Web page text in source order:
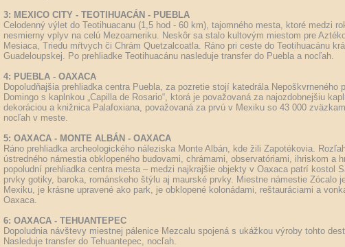
3: MEXICO CITY - TEOTIHUACÁN - PUEBLA
Celodenný výlet do Teotihuacanu (1,5 hod - 60 km), tajomného mesta, ktoré medzi
nesmierny vplyv na celú Mezoameriku. Neskôr sa stalo kultovým miestom pre
Mesiaca, Triedu mŕtvych či Chrám Quetzalcoatla. Ráno pri ceste do Teotihuacánu
Guadeloupskej. Po prehliadke Teotihuacánu nasleduje transfer do Puebla a nocľah.
4: PUEBLA - OAXACA
Dopoludňajšia prehliadka centra Puebla, za pozretie stojí katedrála Nepoškvrneného
Domingo s kaplnkou „Capilla de Rosario“, ktorá je považovaná za najozdobnejšiu
dekoráciou a knižnica Palafoxiana, považovaná za prvú v Mexiku so 43 000
nocľah v meste.
5: OAXACA - MONTE ALBÁN - OAXACA
Ráno prehliadka archeologického náleziska Monte Albán, kde žili Zapotékovia.
ústredného námestia obklopeného budovami, chrámami, observatóriami, ihriskom a
popoludní prehliadka centra mesta – medzi najkrajšie objekty v Oaxaca patrí kostol
prvky gotiky, baroka, románskeho štýlu aj maurské prvky. Miestne námestie Zócalo
Mexiku, je krásne upravené ako park, je obklopené kolonádami, reštauráciami a
Oaxaca.
6: OAXACA - TEHUANTEPEC
Dopoludnia návštevy miestnej pálenice Mezcalu spojená s ukážkou výroby tohto
Nasleduje transfer do Tehuantepec, nocľah.